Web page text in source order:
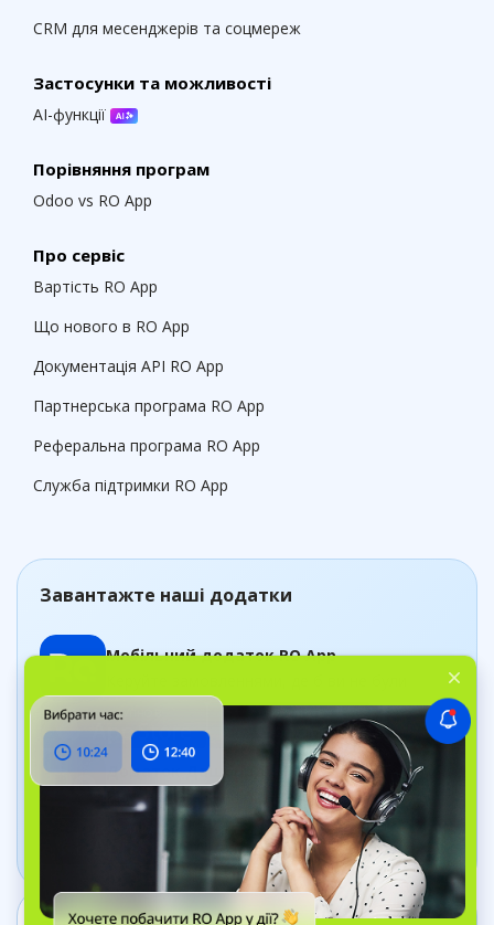
CRM для месенджерів та соцмереж
Застосунки та можливості
AI-функції
Порівняння програм
Odoo vs RO App
Про сервіс
Вартість RO App
Що нового в RO App
Документація API RO App
Партнерська програма RO App
Реферальна програма RO App
Служба підтримки RO App
Завантажте наші додатки
Мобільний додаток RO App
Додаток Дашборд
Відстежуйте стан бізнесу в реальному часі